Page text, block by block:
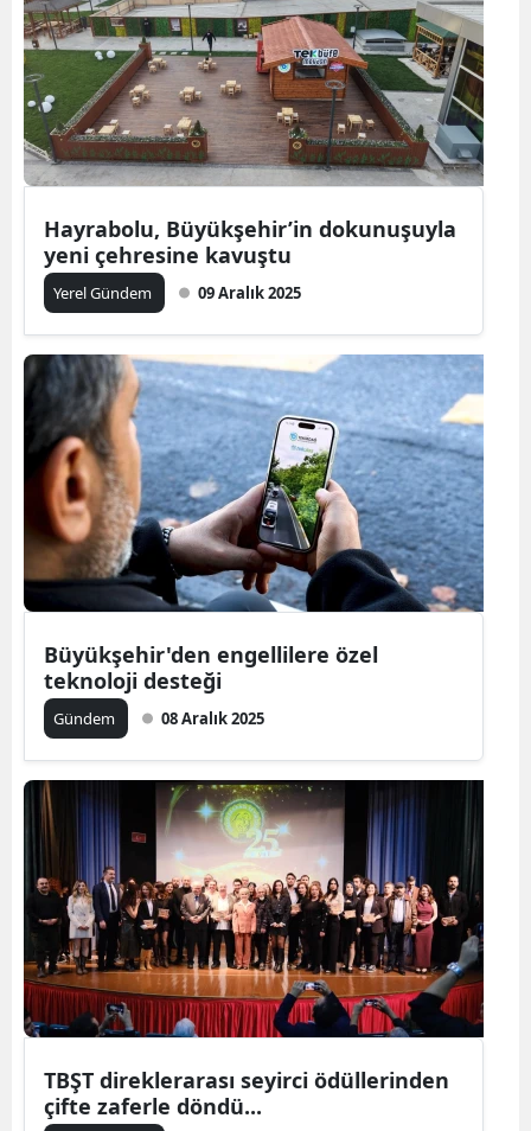
Hayrabolu, Büyükşehir’in dokunuşuyla
yeni çehresine kavuştu
Yerel Gündem 09 Aralık 2025
Büyükşehir'den engellilere özel
teknoloji desteği
Gündem 08 Aralık 2025
TBŞT direklerarası seyirci ödüllerinden
çifte zaferle döndü...